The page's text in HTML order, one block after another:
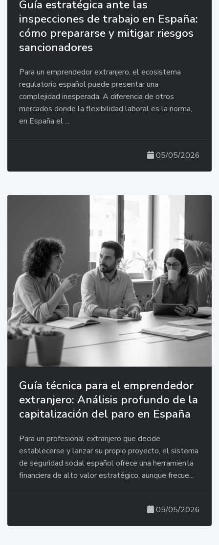
Guía estratégica ante las
inspecciones de trabajo en España:
cómo prepararse y mitigar riesgos
sancionadores
Para un emprendedor extranjero, el ecosistema
regulatorio español puede presentar una
complejidad inesperada. A diferencia de otros
mercados donde la flexibilidad laboral es la norma,
en España el ...
05/05/2026
Guía técnica para el emprendedor
extranjero: Análisis profundo de la
capitalización del paro en España
Para un profesional extranjero que decide
establecerse y lanzar su propio proyecto, el sistema
de seguridad social español ofrece una herramienta
financiera de alto valor estratégico, aunque frecue...
05/05/2026